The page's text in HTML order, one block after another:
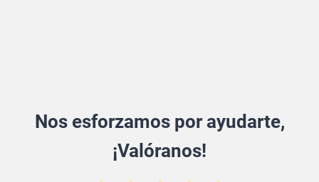
Nos esforzamos por ayudarte,
¡Valóranos!